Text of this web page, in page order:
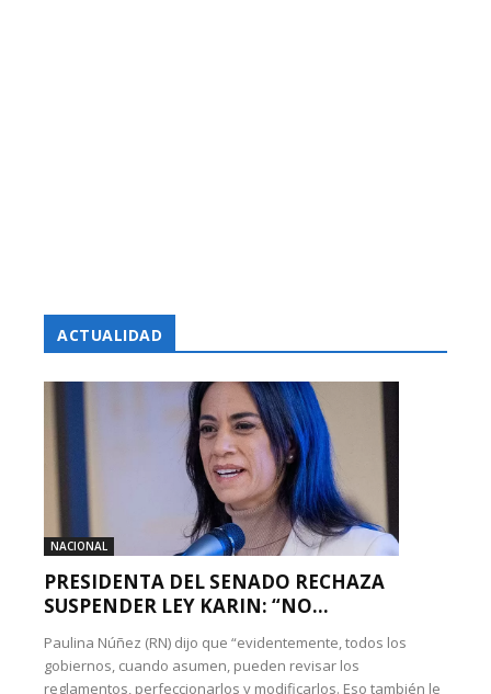
ACTUALIDAD
NACIONAL
PRESIDENTA DEL SENADO RECHAZA
SUSPENDER LEY KARIN: “NO...
Paulina Núñez (RN) dijo que “evidentemente, todos los
gobiernos, cuando asumen, pueden revisar los
reglamentos, perfeccionarlos y modificarlos. Eso también le